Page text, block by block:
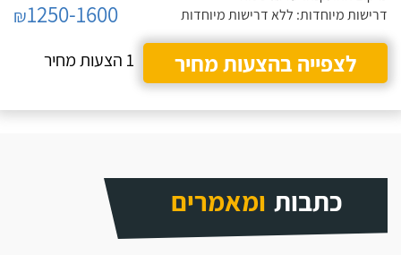
דרישות מיוחדות: ללא דרישות מיוחדות
₪1250-1600
לצפייה בהצעות מחיר
1 הצעות מחיר
כתבות ומאמרים